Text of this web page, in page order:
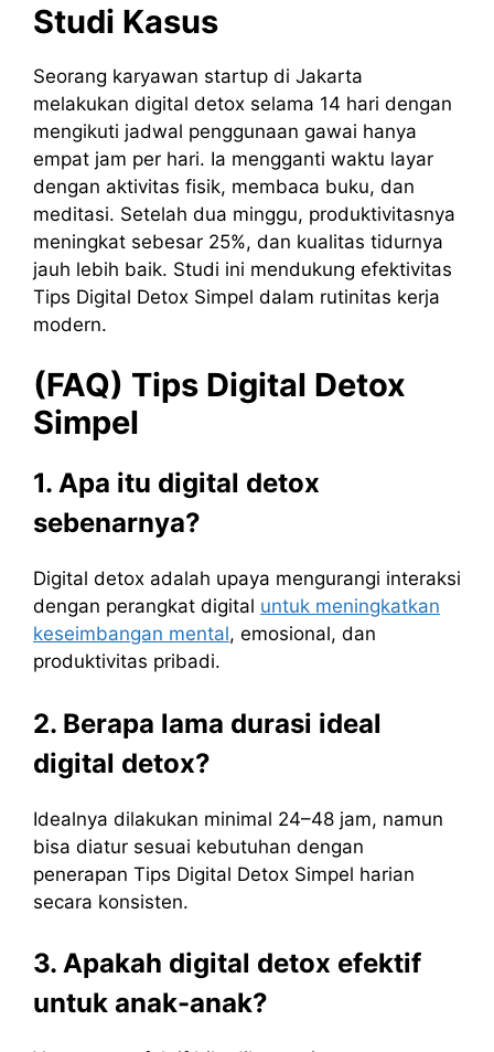
Studi Kasus
Seorang karyawan startup di Jakarta
melakukan digital detox selama 14 hari dengan
mengikuti jadwal penggunaan gawai hanya
empat jam per hari. Ia mengganti waktu layar
dengan aktivitas fisik, membaca buku, dan
meditasi. Setelah dua minggu, produktivitasnya
meningkat sebesar 25%, dan kualitas tidurnya
jauh lebih baik. Studi ini mendukung efektivitas
Tips Digital Detox Simpel dalam rutinitas kerja
modern.
(FAQ) Tips Digital Detox
Simpel
1. Apa itu digital detox
sebenarnya?
Digital detox adalah upaya mengurangi interaksi
dengan perangkat digital untuk meningkatkan
keseimbangan mental, emosional, dan
produktivitas pribadi.
2. Berapa lama durasi ideal
digital detox?
Idealnya dilakukan minimal 24–48 jam, namun
bisa diatur sesuai kebutuhan dengan
penerapan Tips Digital Detox Simpel harian
secara konsisten.
3. Apakah digital detox efektif
untuk anak-anak?